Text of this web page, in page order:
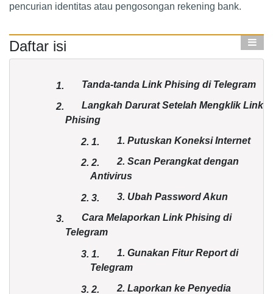
pencurian identitas atau pengosongan rekening bank.
Daftar isi
1. Tanda-tanda Link Phising di Telegram
2.
Langkah Darurat Setelah Mengklik Link
Phising
2. 1. 1. Putuskan Koneksi Internet
2. 2.
2. Scan Perangkat dengan
Antivirus
2. 3. 3. Ubah Password Akun
3.
Cara Melaporkan Link Phising di
Telegram
3. 1.
1. Gunakan Fitur Report di
Telegram
3. 2.
2. Laporkan ke Penyedia